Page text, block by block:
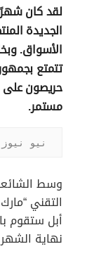
لقد كان
الجديدة
الأسواق.
تتمتع
حريصون على
مستمر.
نيو
وسط
التقني
أبل ستقوم
نهاية